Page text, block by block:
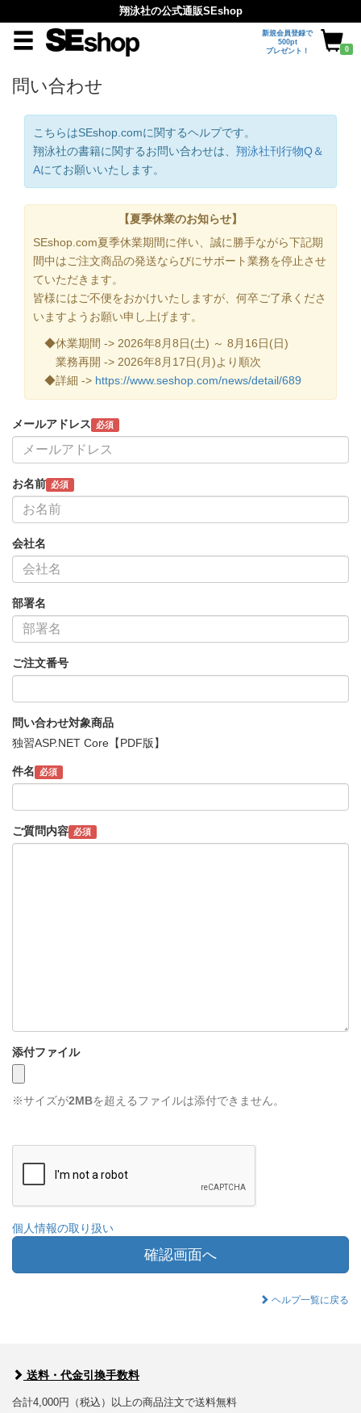
翔泳社の公式通販SEshop
新規会員登録で
500pt
プレゼント！
0
問い合わせ
こちらはSEshop.comに関するヘルプです。
翔泳社の書籍に関するお問い合わせは、 翔泳社刊行物Q＆
Aにてお願いいたします。
【夏季休業のお知らせ】
SEshop.com夏季休業期間に伴い、誠に勝手ながら下記期
間中はご注文商品の発送ならびにサポート業務を停止させ
ていただきます。
皆様にはご不便をおかけいたしますが、何卒ご了承くださ
いますようお願い申し上げます。
◆休業期間 -> 2026年8月8日(土) ～ 8月16日(日)
業務再開 -> 2026年8月17日(月)より順次
◆詳細 -> https://www.seshop.com/news/detail/689
メールアドレス 必須
お名前 必須
会社名
部署名
ご注文番号
問い合わせ対象商品
独習ASP.NET Core【PDF版】
件名 必須
ご質問内容 必須
添付ファイル
※サイズが2MBを超えるファイルは添付できません。
個人情報の取り扱い
確認画面へ
ヘルプ一覧に戻る
送料・代金引換手数料
合計4,000円（税込）以上の商品注文で送料無料